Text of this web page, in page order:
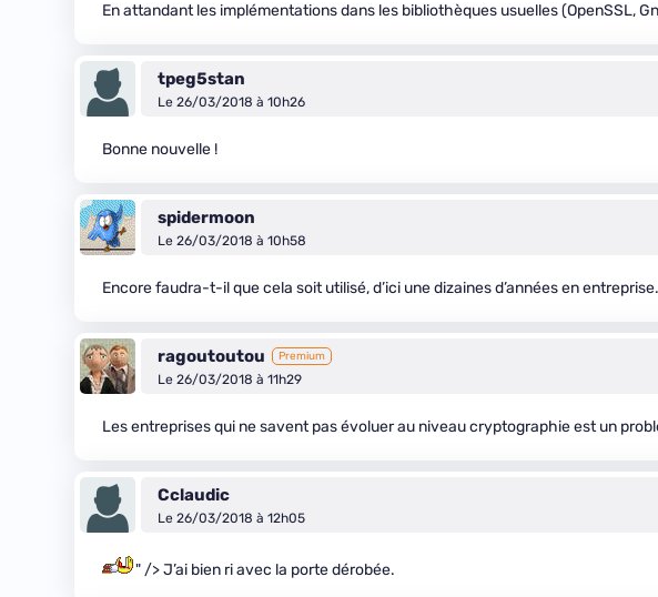
En attandant les implémentations dans les bibliothèques usuelles (OpenSSL,
tpeg5stan
Le 26/03/2018 à 10h26
Bonne nouvelle !
spidermoon
Le 26/03/2018 à 10h58
Encore faudra-t-il que cela soit utilisé, d’ici une dizaines d’années en entreprise.
ragoutoutou Premium
Le 26/03/2018 à 11h29
Les entreprises qui ne savent pas évoluer au niveau cryptographie est un
Cclaudic
Le 26/03/2018 à 12h05
" /> J’ai bien ri avec la porte dérobée.